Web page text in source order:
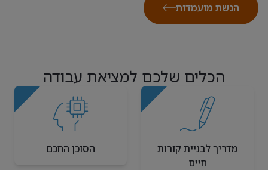
הגשת מועמדות
הכלים שלכם למציאת עבודה
מדריך לבניית קורות
חיים
הסוכן החכם